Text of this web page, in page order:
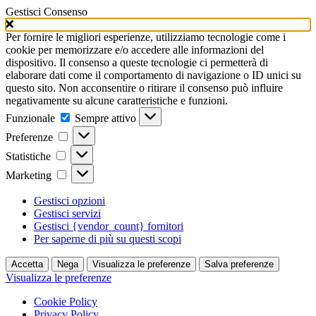
Gestisci Consenso
Per fornire le migliori esperienze, utilizziamo tecnologie come i
cookie per memorizzare e/o accedere alle informazioni del
dispositivo. Il consenso a queste tecnologie ci permetterà di
elaborare dati come il comportamento di navigazione o ID unici su
questo sito. Non acconsentire o ritirare il consenso può influire
negativamente su alcune caratteristiche e funzioni.
Funzionale
Funzionale
Sempre attivo
Preferenze
Preferenze
Statistiche Statistiche
Marketing Marketing
Gestisci opzioni
Gestisci servizi
Gestisci {vendor_count} fornitori
Per saperne di più su questi scopi
Accetta Nega Visualizza le preferenze Salva preferenze
Visualizza le preferenze
Cookie Policy